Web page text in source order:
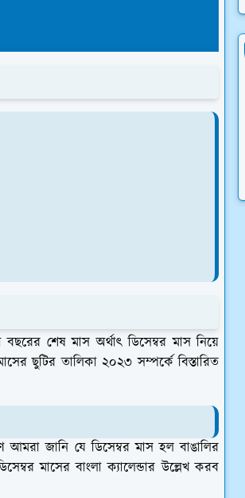
শেষ মাস অর্থাৎ ডিসেম্বর মাস নিয়ে
ছুটির তালিকা ২০২৩ সম্পর্কে বিস্তারিত
জানি যে ডিসেম্বর মাস হল বাঙালির
মাসের বাংলা ক্যালেন্ডার উল্লেখ করব